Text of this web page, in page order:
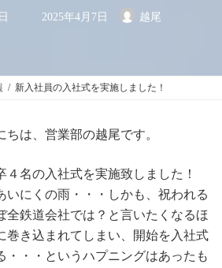
終
:
2025年4月7日 越尾
新入社員の入社式を実施しました！
は、営業部の越尾です。
４名の入社式を実施致しました！
いにくの雨・・・しかも、祝われる
全鉄道会社では？と言いたくなるほ
巻き込まれてしまい、開始を入社式
・・・というハプニングはあったも